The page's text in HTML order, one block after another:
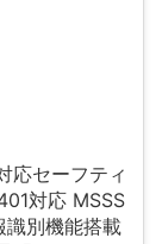
応セーフティ
対応 MSSS
識別機能搭載